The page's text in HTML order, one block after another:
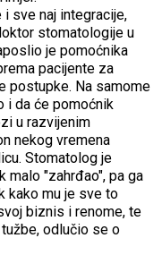
sve naj integracije,
stomatologije u
je pomoćnika
pacijente za
postupke. Na samome
i da će pomoćnik
u razvijenim
nekog vremena
Stomatolog je
malo "zahrđao", pa ga
kako mu je sve to
biznis i renome, te
odlučio se o